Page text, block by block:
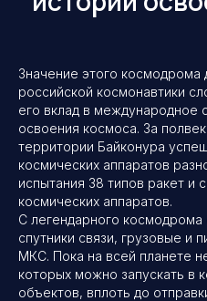
Значение этого космодрома
российской космонавтики
его вклад в международное
освоения космоса. За
территории Байконура
космических аппаратов
испытания 38 типов ракет и
космических аппаратов.
С легендарного космодрома
спутники связи, грузовые и
МКС. Пока на всей планете
которых можно запускать в
объектов, вплоть до